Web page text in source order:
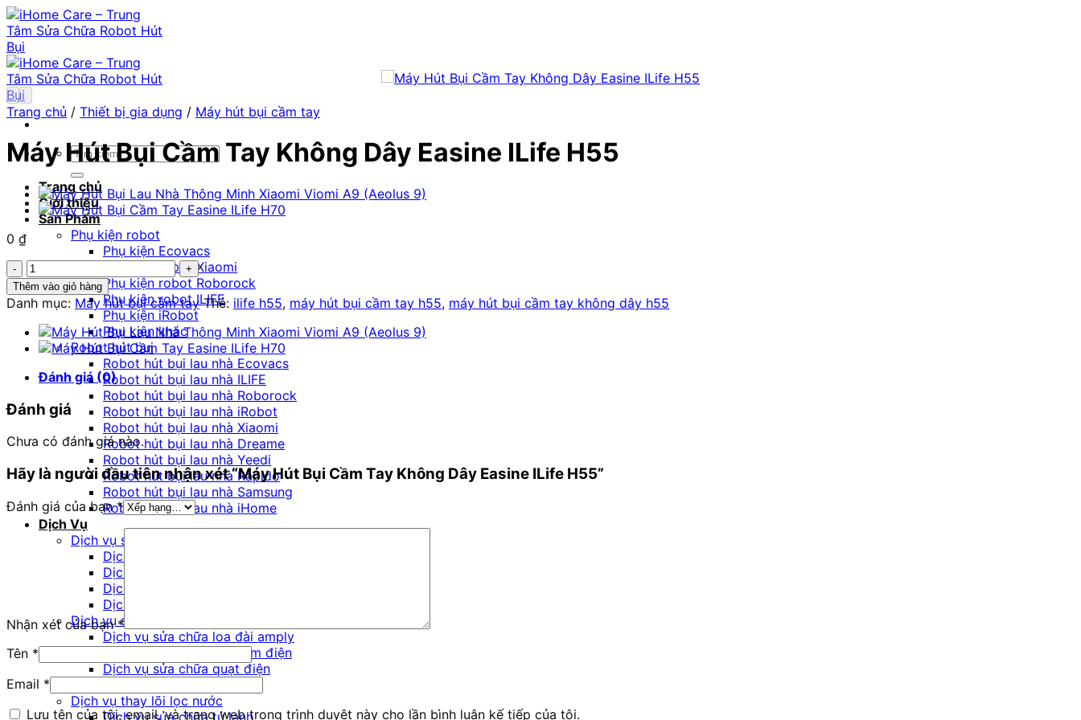
Chuyển
đến
nội
dung
Tìm
Trang chủ
Giới thiệu
Sản Phẩm
Phụ kiện robot
Phụ kiện Ecovacs
Phụ kiện robot Xiaomi
Phụ kiện robot Roborock
Phụ kiện robot ILIFE
Phụ kiện iRobot
Phụ kiện khác
Robot hút bụi
Robot hút bụi lau nhà Ecovacs
Robot hút bụi lau nhà ILIFE
Robot hút bụi lau nhà Roborock
Robot hút bụi lau nhà iRobot
Robot hút bụi lau nhà Xiaomi
Robot hút bụi lau nhà Dreame
Robot hút bụi lau nhà Yeedi
Robot hút bụi lau nhà Rapido
Robot hút bụi lau nhà Samsung
Robot hút bụi lau nhà iHome
Dịch Vụ
Dịch vụ sửa chữa robot hút bụi
Dịch vụ sửa chữa máy hút bụi cầm tay
Dịch vụ sửa chữa nồi chiên không dầu
Dịch vụ sửa chữa laptop
Dịch vụ bảo dưỡng điều hòa
Dịch vụ sửa chữa bếp từ
Dịch vụ sửa chữa loa đài amply
Dịch vụ sửa chữa nồi cơm điện
Dịch vụ sửa chữa quạt điện
Dịch vụ thay lõi lọc nước
Dịch vụ sửa chữa tủ lạnh
Trang chủ / Thiết bị gia dụng / Máy hút bụi cầm tay
Máy Hút Bụi Cầm Tay Không Dây Easine ILife H55
0 ₫
Máy
Hút
Bụi
Tay
Không
Easine
H55
lượng
Thêm vào giỏ hàng
Danh mục: Máy hút bụi cầm tay Thẻ: ilife h55, máy hút bụi cầm tay h55, máy hút bụi cầm tay không dây h55
Đánh giá (0)
Đánh giá
Chưa có đánh giá nào.
Hãy là người đầu tiên nhận xét “Máy Hút Bụi Cầm Tay Không Dây Easine ILife H55”
Đánh giá của bạn*
Nhận xét của bạn*
Tên *
Email *
Lưu tên của tôi, email, và trang web trong trình duyệt này cho lần bình luận kế tiếp của tôi.